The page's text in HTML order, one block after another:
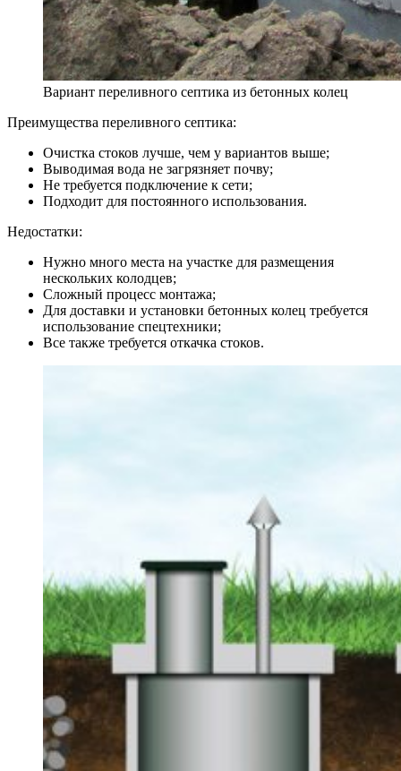
Вариант переливного септика из бетонных колец
Преимущества переливного септика:
Очистка стоков лучше, чем у вариантов выше;
Выводимая вода не загрязняет почву;
Не требуется подключение к сети;
Подходит для постоянного использования.
Недостатки:
Нужно много места на участке для размещения
нескольких колодцев;
Сложный процесс монтажа;
Для доставки и установки бетонных колец требуется
использование спецтехники;
Все также требуется откачка стоков.